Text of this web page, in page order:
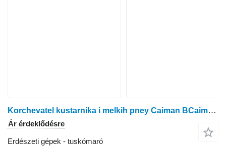
Korchevatel kustarnika i melkih pney Caiman BCaiman B
Ár érdeklődésre
Erdészeti gépek - tuskómaró